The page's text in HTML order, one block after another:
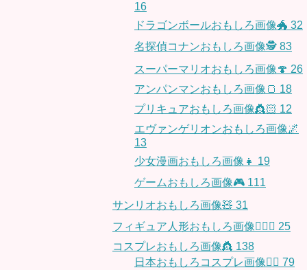
16
ドラゴンボールおもしろ画像🐲 32
名探偵コナンおもしろ画像🕵️ 83
スーパーマリオおもしろ画像🍄 26
アンパンマンおもしろ画像🍞 18
プリキュアおもしろ画像👸🏻 12
エヴァンゲリオンおもしろ画像🌌
13
少女漫画おもしろ画像👧 19
ゲームおもしろ画像🎮 111
サンリオおもしろ画像🧸 31
フィギュア人形おもしろ画像🧍🏼‍♂️ 25
コスプレおもしろ画像👸 138
日本おもしろコスプレ画像🧝‍♀️ 79